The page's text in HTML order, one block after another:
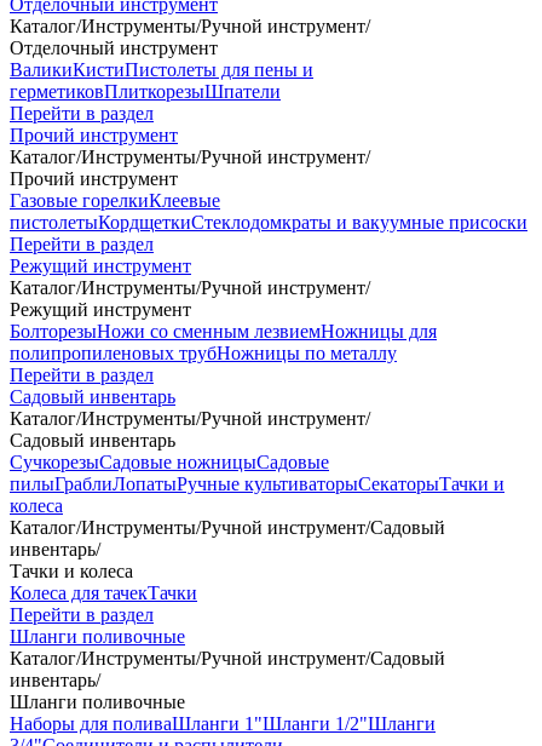
Отделочный инструмент
Каталог/Инструменты/Ручной инструмент/
Отделочный инструмент
ВаликиКистиПистолеты для пены и
герметиковПлиткорезыШпатели
Перейти в раздел
Прочий инструмент
Каталог/Инструменты/Ручной инструмент/
Прочий инструмент
Газовые горелкиКлеевые
пистолетыКордщеткиСтеклодомкраты и вакуумные присоски
Перейти в раздел
Режущий инструмент
Каталог/Инструменты/Ручной инструмент/
Режущий инструмент
БолторезыНожи со сменным лезвиемНожницы для
полипропиленовых трубНожницы по металлу
Перейти в раздел
Садовый инвентарь
Каталог/Инструменты/Ручной инструмент/
Садовый инвентарь
СучкорезыСадовые ножницыСадовые
пилыГраблиЛопатыРучные культиваторыСекаторыТачки и
колеса
Каталог/Инструменты/Ручной инструмент/Садовый
инвентарь/
Тачки и колеса
Колеса для тачекТачки
Перейти в раздел
Шланги поливочные
Каталог/Инструменты/Ручной инструмент/Садовый
инвентарь/
Шланги поливочные
Наборы для поливаШланги 1"Шланги 1/2"Шланги